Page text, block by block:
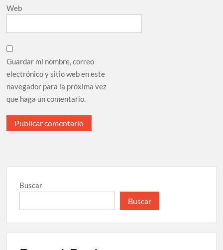
Web
Guardar mi nombre, correo
electrónico y sitio web en este
navegador para la próxima vez
que haga un comentario.
Buscar
Buscar